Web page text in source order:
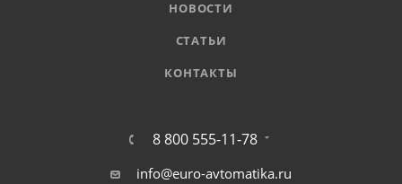
НОВОСТИ
СТАТЬИ
КОНТАКТЫ
8 800 555-11-78
info@euro-avtomatika.ru